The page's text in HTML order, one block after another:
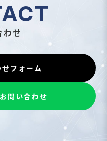
せ
フォーム
問い合わせ